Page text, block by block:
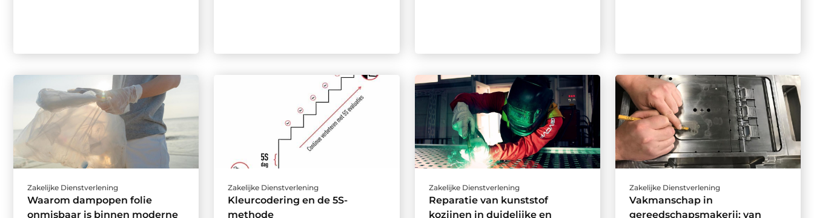
Zakelijke Dienstverlening
Waarom dampopen folie
onmisbaar is binnen moderne
Zakelijke Dienstverlening
Kleurcodering en de 5S-
methode
Zakelijke Dienstverlening
Reparatie van kunststof
kozijnen in duidelijke en
Zakelijke Dienstverlening
Vakmanschap in
gereedschapsmakerij: van